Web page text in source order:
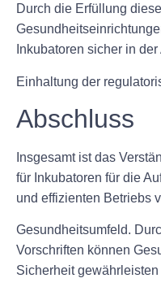
Durch die Erfüllung
Inkubatoren sicher in
Einhaltung der
Abschluss
Insgesamt ist das
für Inkubatoren für die
und effizienten Betriebs
Gesundheitsumfeld.
Vorschriften können
Sicherheit gewährleisten